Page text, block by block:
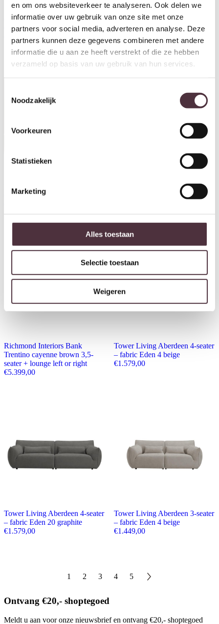
en om ons websiteverkeer te analyseren. Ook delen we
informatie over uw gebruik van onze site met onze
partners voor social media, adverteren en analyse. Deze
partners kunnen deze gegevens combineren met andere
informatie die u aan ze heeft verstrekt of die ze hebben
verzameld op basis van uw gebruik van hun services.
Noodzakelijk
Voorkeuren
Statistieken
Marketing
Alles toestaan
Selectie toestaan
Weigeren
Starfurn MySofa Ruby U-bank
Camel Lounge L + 2,5 +
Ottomane R
2.499,00
Starfurn MySofa Ruby U-bank
Beige Ottomane L + 2,5 +
Lounge R
2.499,00
Beige Lounge L + 2,5 +
Ottomane R
Richmond Interiors Bank
Trentino cayenne brown 3,5-
seater + lounge left or right
€5.399,00
Tower Living Aberdeen 4-seater
– fabric Eden 4 beige
€1.579,00
Tower Living Aberdeen 4-seater
– fabric Eden 20 graphite
€1.579,00
Tower Living Aberdeen 3-seater
– fabric Eden 4 beige
€1.449,00
1 2 3 4 5
Ontvang €20,- shoptegoed
Meldt u aan voor onze nieuwsbrief en ontvang €20,- shoptegoed